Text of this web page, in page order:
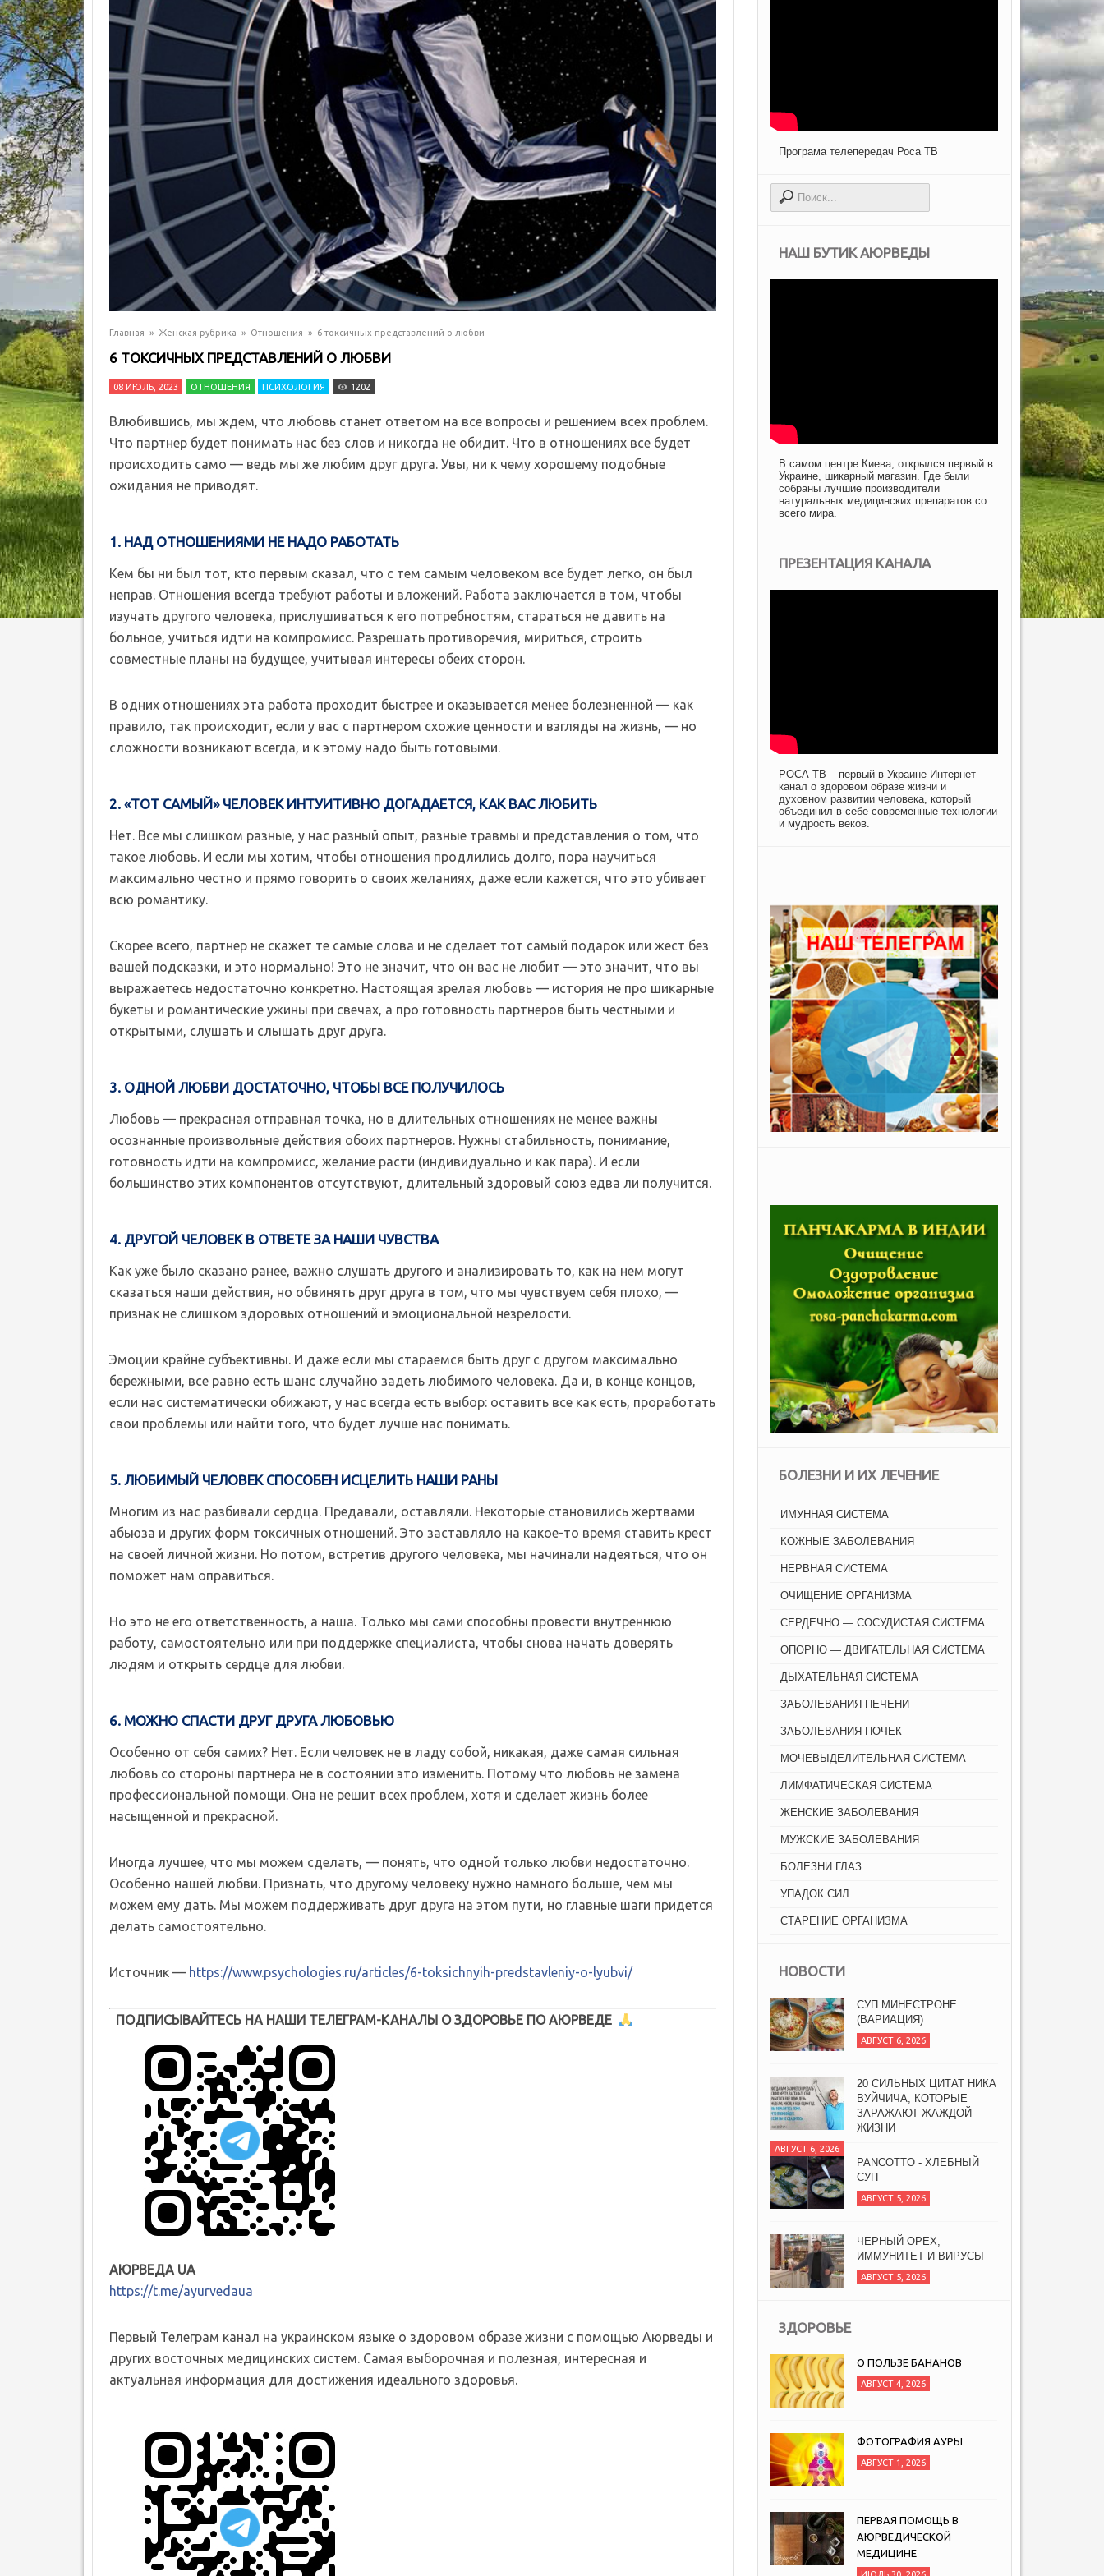
Главная » Женская рубрика » Отношения » 6 токсичных представлений о любви
6 ТОКСИЧНЫХ ПРЕДСТАВЛЕНИЙ О ЛЮБВИ
08 ИЮЛЬ, 2023 ОТНОШЕНИЯ ПСИХОЛОГИЯ 1202
Влюбившись, мы ждем, что любовь станет ответом на все вопросы и решением всех проблем.
Что партнер будет понимать нас без слов и никогда не обидит. Что в отношениях все будет
происходить само — ведь мы же любим друг друга. Увы, ни к чему хорошему подобные
ожидания не приводят.
1. НАД ОТНОШЕНИЯМИ НЕ НАДО РАБОТАТЬ
Кем бы ни был тот, кто первым сказал, что с тем самым человеком все будет легко, он был
неправ. Отношения всегда требуют работы и вложений. Работа заключается в том, чтобы
изучать другого человека, прислушиваться к его потребностям, стараться не давить на
больное, учиться идти на компромисс. Разрешать противоречия, мириться, строить
совместные планы на будущее, учитывая интересы обеих сторон.
В одних отношениях эта работа проходит быстрее и оказывается менее болезненной — как
правило, так происходит, если у вас с партнером схожие ценности и взгляды на жизнь, — но
сложности возникают всегда, и к этому надо быть готовыми.
2. «ТОТ САМЫЙ» ЧЕЛОВЕК ИНТУИТИВНО ДОГАДАЕТСЯ, КАК ВАС ЛЮБИТЬ
Нет. Все мы слишком разные, у нас разный опыт, разные травмы и представления о том, что
такое любовь. И если мы хотим, чтобы отношения продлились долго, пора научиться
максимально честно и прямо говорить о своих желаниях, даже если кажется, что это убивает
всю романтику.
Скорее всего, партнер не скажет те самые слова и не сделает тот самый подарок или жест без
вашей подсказки, и это нормально! Это не значит, что он вас не любит — это значит, что вы
выражаетесь недостаточно конкретно. Настоящая зрелая любовь — история не про шикарные
букеты и романтические ужины при свечах, а про готовность партнеров быть честными и
открытыми, слушать и слышать друг друга.
3. ОДНОЙ ЛЮБВИ ДОСТАТОЧНО, ЧТОБЫ ВСЕ ПОЛУЧИЛОСЬ
Любовь — прекрасная отправная точка, но в длительных отношениях не менее важны
осознанные произвольные действия обоих партнеров. Нужны стабильность, понимание,
готовность идти на компромисс, желание расти (индивидуально и как пара). И если
большинство этих компонентов отсутствуют, длительный здоровый союз едва ли получится.
4. ДРУГОЙ ЧЕЛОВЕК В ОТВЕТЕ ЗА НАШИ ЧУВСТВА
Как уже было сказано ранее, важно слушать другого и анализировать то, как на нем могут
сказаться наши действия, но обвинять друг друга в том, что мы чувствуем себя плохо, —
признак не слишком здоровых отношений и эмоциональной незрелости.
Эмоции крайне субъективны. И даже если мы стараемся быть друг с другом максимально
бережными, все равно есть шанс случайно задеть любимого человека. Да и, в конце концов,
если нас систематически обижают, у нас всегда есть выбор: оставить все как есть, проработать
свои проблемы или найти того, что будет лучше нас понимать.
5. ЛЮБИМЫЙ ЧЕЛОВЕК СПОСОБЕН ИСЦЕЛИТЬ НАШИ РАНЫ
Многим из нас разбивали сердца. Предавали, оставляли. Некоторые становились жертвами
абьюза и других форм токсичных отношений. Это заставляло на какое-то время ставить крест
на своей личной жизни. Но потом, встретив другого человека, мы начинали надеяться, что он
поможет нам оправиться.
Но это не его ответственность, а наша. Только мы сами способны провести внутреннюю
работу, самостоятельно или при поддержке специалиста, чтобы снова начать доверять
людям и открыть сердце для любви.
6. МОЖНО СПАСТИ ДРУГ ДРУГА ЛЮБОВЬЮ
Особенно от себя самих? Нет. Если человек не в ладу собой, никакая, даже самая сильная
любовь со стороны партнера не в состоянии это изменить. Потому что любовь не замена
профессиональной помощи. Она не решит всех проблем, хотя и сделает жизнь более
насыщенной и прекрасной.
Иногда лучшее, что мы можем сделать, — понять, что одной только любви недостаточно.
Особенно нашей любви. Признать, что другому человеку нужно намного больше, чем мы
можем ему дать. Мы можем поддерживать друг друга на этом пути, но главные шаги придется
делать самостоятельно.
Источник — https://www.psychologies.ru/articles/6-toksichnyih-predstavleniy-o-lyubvi/
ПОДПИСЫВАЙТЕСЬ НА НАШИ ТЕЛЕГРАМ-КАНАЛЫ О ЗДОРОВЬЕ ПО АЮРВЕДЕ
АЮРВЕДА UA
https://t.me/ayurvedaua
Первый Телеграм канал на украинском языке о здоровом образе жизни с помощью Аюрведы и
других восточных медицинских систем. Самая выборочная и полезная, интересная и
актуальная информация для достижения идеального здоровья.
Програма телепередач Роса ТВ
НАШ БУТИК АЮРВЕДЫ
В самом центре Киева, открылся первый в
Украине, шикарный магазин. Где были
собраны лучшие производители
натуральных медицинских препаратов со
всего мира.
ПРЕЗЕНТАЦИЯ КАНАЛА
РОСА ТВ – первый в Украине Интернет
канал о здоровом образе жизни и
духовном развитии человека, который
объединил в себе современные технологии
и мудрость веков.
БОЛЕЗНИ И ИХ ЛЕЧЕНИЕ
ИМУННАЯ СИСТЕМА
КОЖНЫЕ ЗАБОЛЕВАНИЯ
НЕРВНАЯ СИСТЕМА
ОЧИЩЕНИЕ ОРГАНИЗМА
СЕРДЕЧНО — СОСУДИСТАЯ СИСТЕМА
ОПОРНО — ДВИГАТЕЛЬНАЯ СИСТЕМА
ДЫХАТЕЛЬНАЯ СИСТЕМА
ЗАБОЛЕВАНИЯ ПЕЧЕНИ
ЗАБОЛЕВАНИЯ ПОЧЕК
МОЧЕВЫДЕЛИТЕЛЬНАЯ СИСТЕМА
ЛИМФАТИЧЕСКАЯ СИСТЕМА
ЖЕНСКИЕ ЗАБОЛЕВАНИЯ
МУЖСКИЕ ЗАБОЛЕВАНИЯ
БОЛЕЗНИ ГЛАЗ
УПАДОК СИЛ
СТАРЕНИЕ ОРГАНИЗМА
НОВОСТИ
СУП МИНЕСТРОНЕ
(ВАРИАЦИЯ)
АВГУСТ 6, 2026
20 СИЛЬНЫХ ЦИТАТ НИКА
ВУЙЧИЧА, КОТОРЫЕ
ЗАРАЖАЮТ ЖАЖДОЙ
ЖИЗНИ
АВГУСТ 6, 2026
PANCOTTO - ХЛЕБНЫЙ
СУП
АВГУСТ 5, 2026
ЧЕРНЫЙ ОРЕХ,
ИММУНИТЕТ И ВИРУСЫ
АВГУСТ 5, 2026
ЗДОРОВЬЕ
О ПОЛЬЗЕ БАНАНОВ
АВГУСТ 4, 2026
ФОТОГРАФИЯ АУРЫ
АВГУСТ 1, 2026
ПЕРВАЯ ПОМОЩЬ В
АЮРВЕДИЧЕСКОЙ
МЕДИЦИНЕ